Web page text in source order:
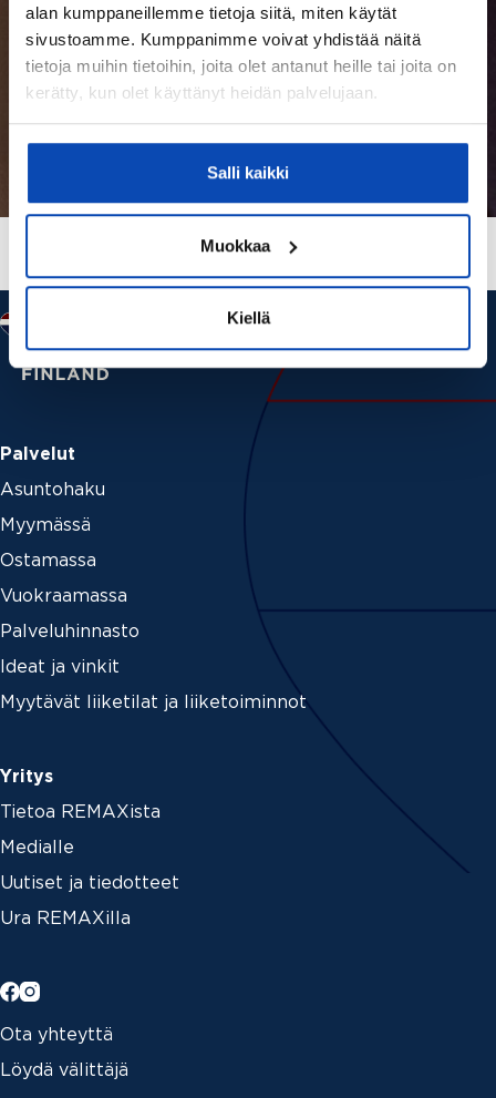
alan kumppaneillemme tietoja siitä, miten käytät
sivustoamme. Kumppanimme voivat yhdistää näitä
tietoja muihin tietoihin, joita olet antanut heille tai joita on
kerätty, kun olet käyttänyt heidän palvelujaan.
Salli kaikki
Muokkaa
Kiellä
Palvelut
Asuntohaku
Myymässä
Ostamassa
Vuokraamassa
Palveluhinnasto
Ideat ja vinkit
Myytävät liiketilat ja liiketoiminnot
Yritys
Tietoa REMAXista
Medialle
Uutiset ja tiedotteet
Ura REMAXilla
Ota yhteyttä
Löydä välittäjä